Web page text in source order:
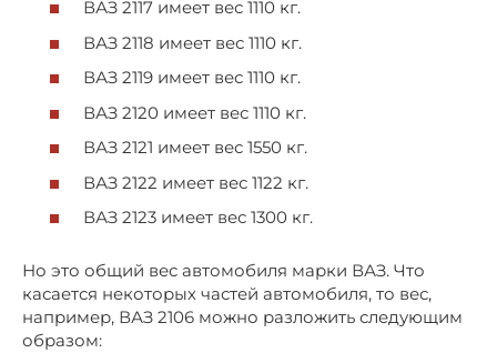
ВАЗ 2117 имеет вес 1110 кг.
ВАЗ 2118 имеет вес 1110 кг.
ВАЗ 2119 имеет вес 1110 кг.
ВАЗ 2120 имеет вес 1110 кг.
ВАЗ 2121 имеет вес 1550 кг.
ВАЗ 2122 имеет вес 1122 кг.
ВАЗ 2123 имеет вес 1300 кг.
Но это общий вес автомобиля марки ВАЗ. Что
касается некоторых частей автомобиля, то вес,
например, ВАЗ 2106 можно разложить следующим
образом: